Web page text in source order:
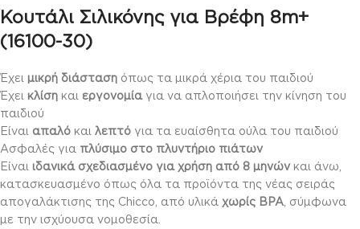
Κουτάλι Σιλικόνης για Βρέφη 8m+
(16100-30)
Έχει μικρή διάσταση όπως τα μικρά χέρια του παιδιού
Έχει κλίση και εργονομία για να απλοποιήσει την κίνηση του
παιδιού
Είναι απαλό και λεπτό για τα ευαίσθητα ούλα του παιδιού
Ασφαλές για πλύσιμο στο πλυντήριο πιάτων
Είναι ιδανικά σχεδιασμένο για χρήση από 8 μηνώνκαι άνω,
κατασκευασμένο όπως όλα τα προϊόντα της νέας σειράς
απογαλάκτισης της Chicco, από υλικά χωρίς BPA, σύμφωνα
με την ισχύουσα νομοθεσία.